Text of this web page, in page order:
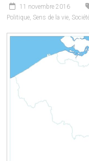
11 novembre 2016
Politique, Sens de la vie,